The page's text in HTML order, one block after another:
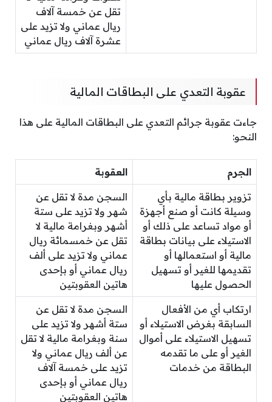
تقل عن خمسة آلاف
ريال عماني ولا تزيد على
عشرة آلاف ريال عماني
عقوبة التعدي على البطاقات المالية
جاءت عقوبة جرائم التعدي على البطاقات المالية على هذا
النحو:
الجرم العقوبة
تزوير بطاقة مالية بأي
وسيلة كانت أو صنع أجهزة
أو مواد تساعد على ذلك أو
الاستيلاء على بيانات بطاقة
مالية أو استعمالها أو
تقديمها للغير أو تسهيل
الحصول عليها
السجن مدة لا تقل عن
شهر ولا تزيد على ستة
أشهر وبغرامة مالية لا
تقل عن خمسمائة ريال
عماني ولا تزيد على ألف
ريال عماني أو بإحدى
هاتين العقوبتين
ارتكاب أي من الأفعال
السابقة بغرض الاستيلاء أو
تسهيل الاستيلاء على أموال
الغير أو على ما تقدمه
البطاقة من خدمات
السجن مدة لا تقل عن
ستة أشهر ولا تزيد على
سنة وبغرامة مالية لا تقل
عن ألف ريال عماني ولا
تزيد على خمسة آلاف
ريال عماني أو بإحدى
هاتين العقوبتين